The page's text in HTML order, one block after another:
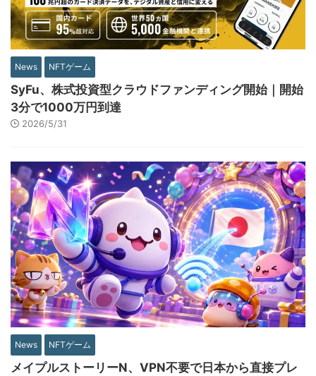
News NFTゲーム
SyFu、株式投資型クラウドファンディング開始｜開始
3分で1000万円到達
2026/5/31
News NFTゲーム
メイプルストーリーN、VPN不要で日本から直接プレ